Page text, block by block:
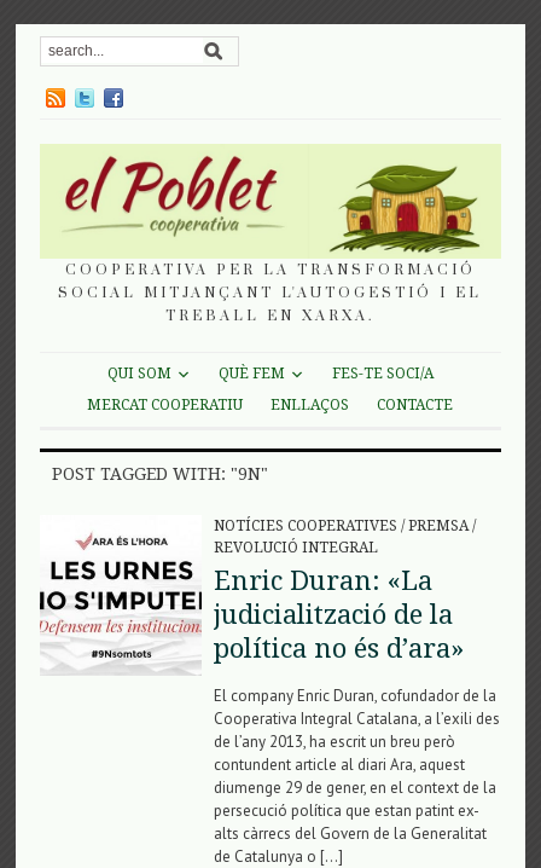
COOPERATIVA PER LA TRANSFORMACIÓ
SOCIAL MITJANÇANT L'AUTOGESTIÓ I EL
TREBALL EN XARXA.
QUI SOM QUÈ FEM
FES-TE SOCI/A
MERCAT COOPERATIU
ENLLAÇOS CONTACTE
POST TAGGED WITH: "9N"
NOTÍCIES COOPERATIVES /PREMSA/
REVOLUCIÓ INTEGRAL
Enric Duran: «La
judicialització de la
política no és d’ara»
El company Enric Duran, cofundador de la
Cooperativa Integral Catalana, a l’exili des
de l’any 2013, ha escrit un breu però
contundent article al diari Ara, aquest
diumenge 29 de gener, en el context de la
persecució política que estan patint ex-
alts càrrecs del Govern de la Generalitat
de Catalunya o […]